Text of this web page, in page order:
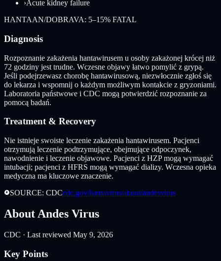
›Acute kidney failure
HANTAAN/DOBRAVA: 5–15% FATAL
Diagnosis
Rozpoznanie zakażenia hantawirusem u osoby zakażonej krócej niż
72 godziny jest trudne. Wczesne objawy łatwo pomylić z grypą.
Jeśli podejrzewasz chorobę hantawirusową, niezwłocznie zgłoś się
do lekarza i wspomnij o każdym możliwym kontakcie z gryzoniami.
Laboratoria państwowe i CDC mogą potwierdzić rozpoznanie za
pomocą badań.
Treatment & Recovery
Nie istnieje swoiste leczenie zakażenia hantawirusem. Pacjenci
otrzymują leczenie podtrzymujące, obejmujące odpoczynek,
nawodnienie i leczenie objawowe. Pacjenci z HZP mogą wymagać
intubacji; pacjenci z HFRS mogą wymagać dializy. Wczesna opieka
medyczna ma kluczowe znaczenie.
SOURCE: CDCcdc.gov/hantavirus/about/andesvirus
About Andes Virus
CDC · Last reviewed May 9, 2026
Key Points